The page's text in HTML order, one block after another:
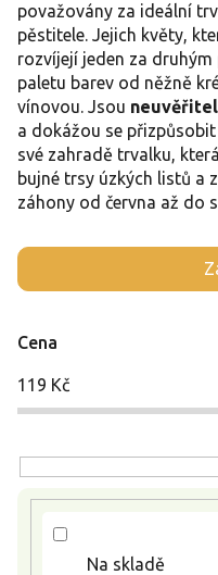
považovány za ideální
pěstitele. Jejich květy,
rozvíjejí jeden za
paletu barev od něžně
vínovou. Jsou
a dokážou se
své zahradě trvalku,
bujné trsy úzkých listů a
záhony od června až do
Cena
119 Kč
Na skladě
V
ý
s
p
u